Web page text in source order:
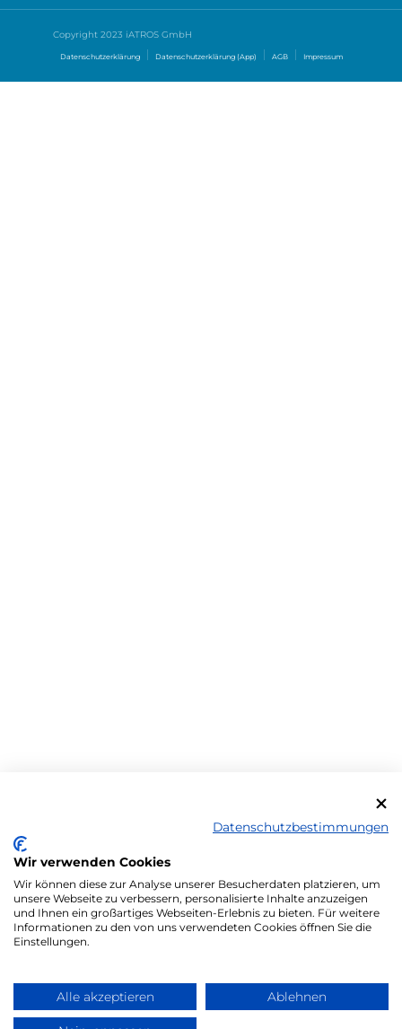
Copyright 2023 iATROS GmbH
Datenschutzerklärung Datenschutzerklärung (App) AGB Impressum
Datenschutzbestimmungen
Wir verwenden Cookies
Wir können diese zur Analyse unserer Besucherdaten platzieren, um
unsere Webseite zu verbessern, personalisierte Inhalte anzuzeigen
und Ihnen ein großartiges Webseiten-Erlebnis zu bieten. Für weitere
Informationen zu den von uns verwendeten Cookies öffnen Sie die
Einstellungen.
Alle akzeptieren Ablehnen